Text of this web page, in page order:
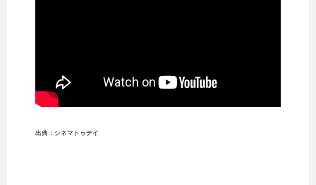
出典：シネマトゥデイ